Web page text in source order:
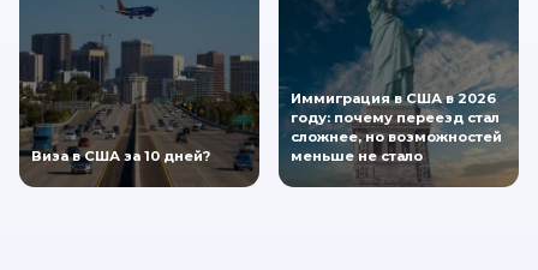
Виза в США за 10 дней?
Иммиграция в США в 2026
году: почему переезд стал
сложнее, но возможностей
меньше не стало